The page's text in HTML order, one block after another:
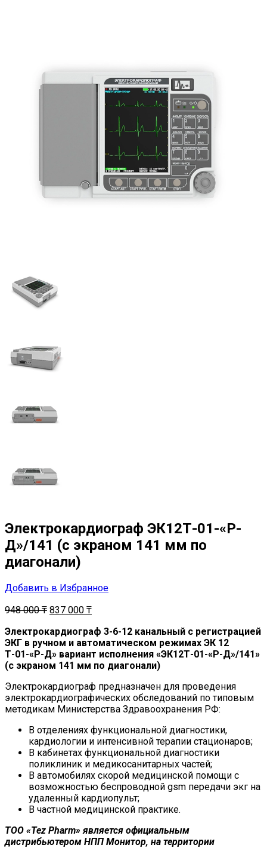
Электрокардиограф ЭК12Т-01-«Р-
Д»/141 (с экраном 141 мм по
диагонали)
Добавить в Избранное
948 000₸ 837 000 ₸
Электрокардиограф 3-6-12 канальный с регистрацией
ЭКГ в ручном и автоматическом режимах ЭК 12
Т-01-«Р-Д» вариант исполнения «ЭК12Т-01-«Р-Д»/141»
(с экраном 141 мм по диагонали)
Электрокардиограф предназначен для проведения
электрокардиографических обследований по типовым
методикам Министерства Здравоохранения РФ:
В отделениях функциональной диагностики,
кардиологии и интенсивной терапии стационаров;
В кабинетах функциональной диагностики
поликлиник и медикосанитарных частей;
В автомобилях скорой медицинской помощи с
возможностью беспроводной gsm передачи экг на
удаленный кардиопульт;
В частной медицинской практике.
ТОО «Tez Pharm» является официальным
дистрибьютером НПП Монитор, на территории